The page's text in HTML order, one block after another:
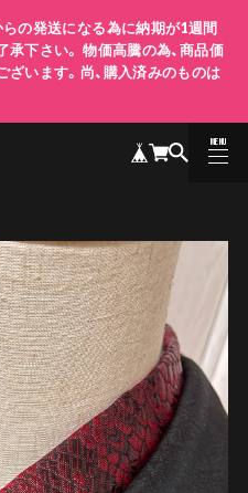
の発送になる為に納期が1週間
下さい。 物価高騰の為、商品価
います。尚、購入済みのものは
MENU
CLOSE